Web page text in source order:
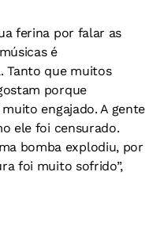
ferina por falar as
é
Tanto que muitos
porque
engajado. A gente
ele foi censurado.
bomba explodiu, por
foi muito sofrido”,